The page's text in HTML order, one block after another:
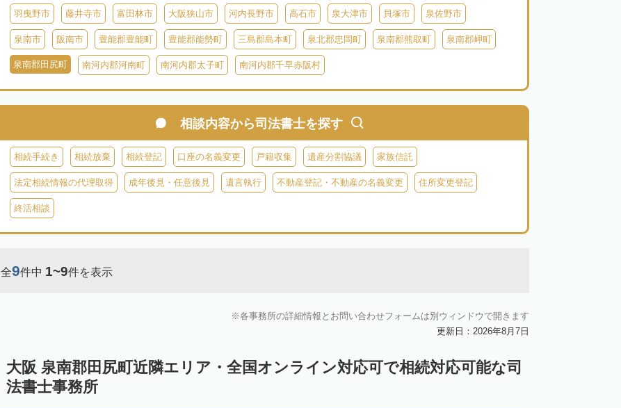
羽曳野市 藤井寺市 富田林市 大阪狭山市 河内長野市 高石市 泉大津市 貝塚市 泉佐野市
泉南市 阪南市 豊能郡豊能町 豊能郡能勢町 三島郡島本町 泉北郡忠岡町 泉南郡熊取町 泉南郡岬町
泉南郡田尻町 南河内郡河南町 南河内郡太子町 南河内郡千早赤阪村
相談内容から司法書士を探す
相続手続き 相続放棄 相続登記 口座の名義変更 戸籍収集 遺産分割協議 家族信託
法定相続情報の代理取得 成年後見・任意後見 遺言執行 不動産登記・不動産の名義変更 住所変更登記
終活相談
全9件中 1~9件を表示
各事務所の詳細情報とお問い合わせフォームは別ウィンドウで開きます
更新日：2026年8月7日
大阪 泉南郡田尻町近隣エリア・全国オンライン対応可で相続対応可能な司
法書士事務所